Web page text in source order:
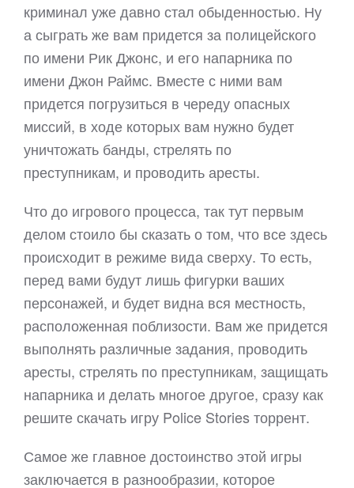
криминал уже давно стал обыденностью. Ну
а сыграть же вам придется за полицейского
по имени Рик Джонс, и его напарника по
имени Джон Раймс. Вместе с ними вам
придется погрузиться в череду опасных
миссий, в ходе которых вам нужно будет
уничтожать банды, стрелять по
преступникам, и проводить аресты.
Что до игрового процесса, так тут первым
делом стоило бы сказать о том, что все здесь
происходит в режиме вида сверху. То есть,
перед вами будут лишь фигурки ваших
персонажей, и будет видна вся местность,
расположенная поблизости. Вам же придется
выполнять различные задания, проводить
аресты, стрелять по преступникам, защищать
напарника и делать многое другое, сразу как
решите скачать игру Police Stories торрент.
Самое же главное достоинство этой игры
заключается в разнообразии, которое